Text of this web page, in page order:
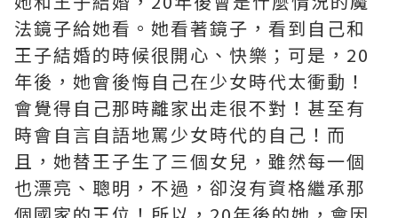
法鏡子給她看。她看著鏡子，看到自己和
王子結婚的時候很開心、快樂；可是，20
年後，她會後悔自己在少女時代太衝動！
會覺得自己那時離家出走很不對！甚至有
時會自言自語地罵少女時代的自己！而
且，她替王子生了三個女兒，雖然每一個
也漂亮、聰明，不過，卻沒有資格繼承那